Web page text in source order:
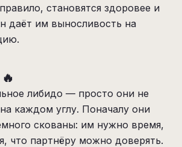
становятся здоровее и
даёт им выносливость на
либидо — просто они не
каждом углу. Поначалу они
скованы: им нужно время,
что партнёру можно доверять.